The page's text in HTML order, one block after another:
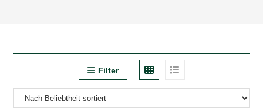
Filter